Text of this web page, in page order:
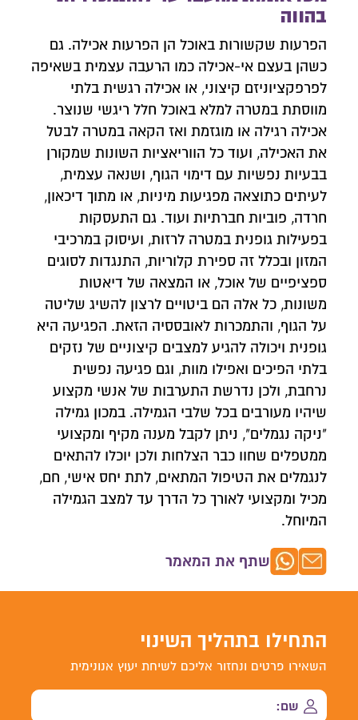
צרו איתנו קשר
השאירו פרטים ונחזור אליכם לשיחת יעוץ אנונימית
בהווה
הפרעות שקשורות באוכל הן הפרעות אכילה. גם
כשהן בעצם אי-אכילה כמו הרעבה עצמית בשאיפה
לפרפקציוניזם קיצוני, או אכילה רגשית בלתי
מווסתת במטרה למלא באוכל חלל ריגשי שנוצר.
אכילה רגילה או מוגזמת ואז הקאה במטרה לבטל
את האכילה, ועוד כל הווריאציות השונות שמקורן
בבעיות נפשיות עם דימוי הגוף, ושנאה עצמית,
לעיתים כתוצאה מפגיעות מיניות, או מתוך דיכאון,
חרדה, פוביות חברתיות ועוד. גם התעסקות
בפעילות גופנית במטרה לרזות, ועיסוק במרכיבי
המזון ובכלל זה ספירת קלוריות, התנגדות לסוגים
ספציפיים של אוכל, או המצאה של דיאטות
משונות, כל אלה הם ביטויים לרצון להשיג שליטה
על הגוף, והתמכרות לאובססיה הזאת. הפגיעה היא
גופנית ויכולה להגיע למצבים קיצוניים של נזקים
בלתי הפיכים ואפילו מוות, וגם פגיעה נפשית
נרחבת, ולכן נדרשת התערבות של אנשי מקצוע
שיהיו מעורבים בכל שלבי הגמילה. במכון גמילה
"ניקה נגמלים", ניתן לקבל מענה מקיף ומקצועי
ממטפלים שחוו כבר הצלחות ולכן יוכלו להתאים
לנגמלים את הטיפול המתאים, לתת יחס אישי, חם,
מכיל ומקצועי לאורך כל הדרך עד למצב הגמילה
המיוחל.
שתף את המאמר
התחילו בתהליך השינוי
השאירו פרטים ונחזור אליכם לשיחת יעוץ אנונימית